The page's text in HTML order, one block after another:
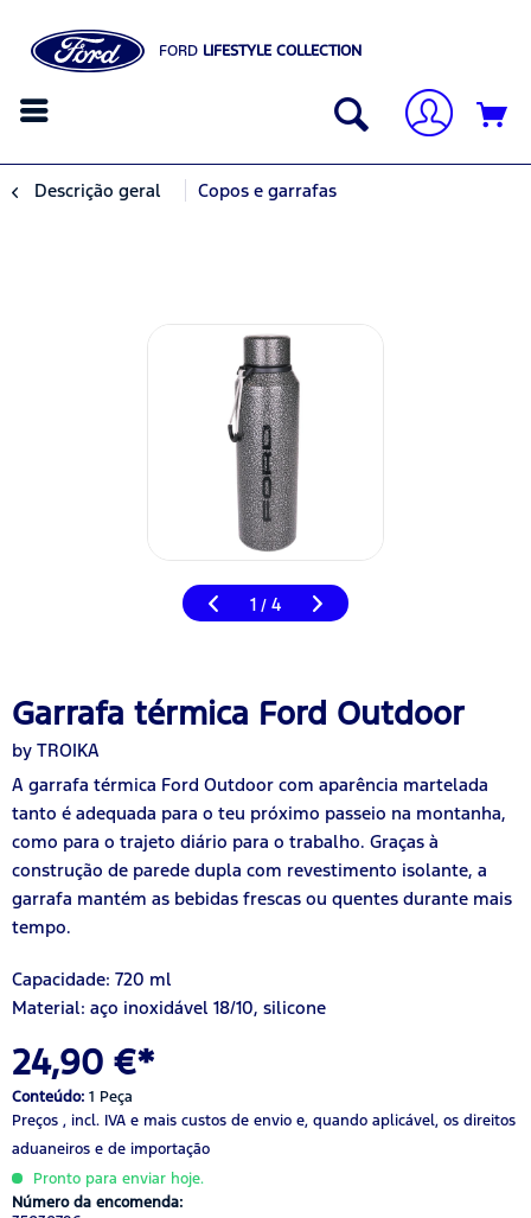
FORD LIFESTYLE COLLECTION
Descrição geral Copos e garrafas
1 / 4
Garrafa térmica Ford Outdoor
by TROIKA
A garrafa térmica Ford Outdoor com aparência martelada
tanto é adequada para o teu próximo passeio na montanha,
como para o trajeto diário para o trabalho. Graças à
construção de parede dupla com revestimento isolante, a
garrafa mantém as bebidas frescas ou quentes durante mais
tempo.
Capacidade: 720 ml
Material: aço inoxidável 18/10, silicone
24,90 €*
Conteúdo: 1 Peça
Preços , incl. IVA e mais custos de envio e, quando aplicável, os direitos
aduaneiros e de importação
Pronto para enviar hoje.
Número da encomenda: